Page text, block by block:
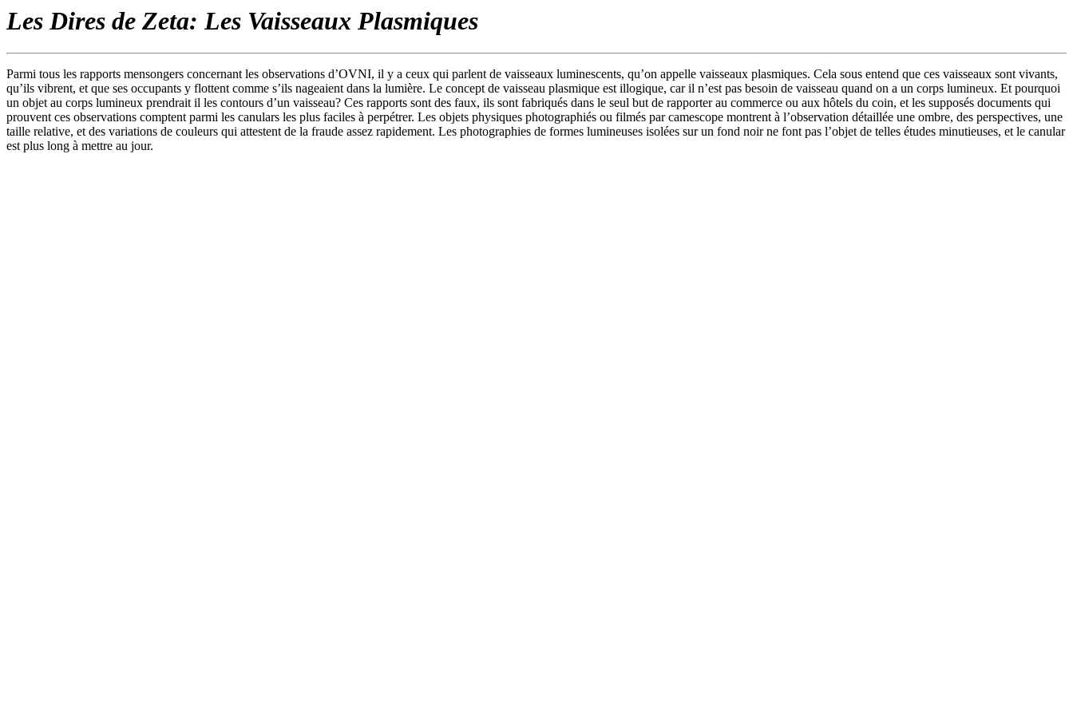
Les Dires de Zeta: Les Vaisseaux Plasmiques
Parmi tous les rapports mensongers concernant les observations d’OVNI, il y a ceux qui parlent de vaisseaux luminescents, qu’on appelle vaisseaux plasmiques. Cela sous entend que ces vaisseaux sont vivants,
qu’ils vibrent, et que ses occupants y flottent comme s’ils nageaient dans la lumière. Le concept de vaisseau plasmique est illogique, car il n’est pas besoin de vaisseau quand on a un corps lumineux. Et pourquoi
un objet au corps lumineux prendrait il les contours d’un vaisseau? Ces rapports sont des faux, ils sont fabriqués dans le seul but de rapporter au commerce ou aux hôtels du coin, et les supposés documents qui
prouvent ces observations comptent parmi les canulars les plus faciles à perpétrer. Les objets physiques photographiés ou filmés par camescope montrent à l’observation détaillée une ombre, des perspectives, une
taille relative, et des variations de couleurs qui attestent de la fraude assez rapidement. Les photographies de formes lumineuses isolées sur un fond noir ne font pas l’objet de telles études minutieuses, et le canular
est plus long à mettre au jour.